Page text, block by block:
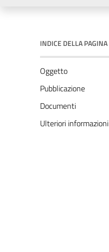
INDICE DELLA PAGINA
Oggetto
Pubblicazione
Documenti
Ulteriori informazioni